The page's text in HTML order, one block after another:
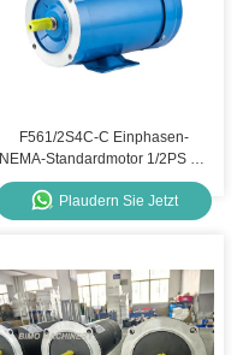
F561/2S4C-C Einphasen-
NEMA-Standardmotor 1/2PS 4P
NEMA 56C Motor für den
Außenbereich
Plaudern Sie Jetzt